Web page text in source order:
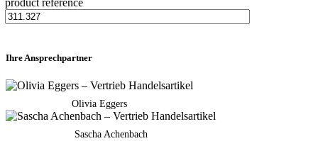
Ihre Ansprechpartner
Olivia Eggers
Sascha Achenbach